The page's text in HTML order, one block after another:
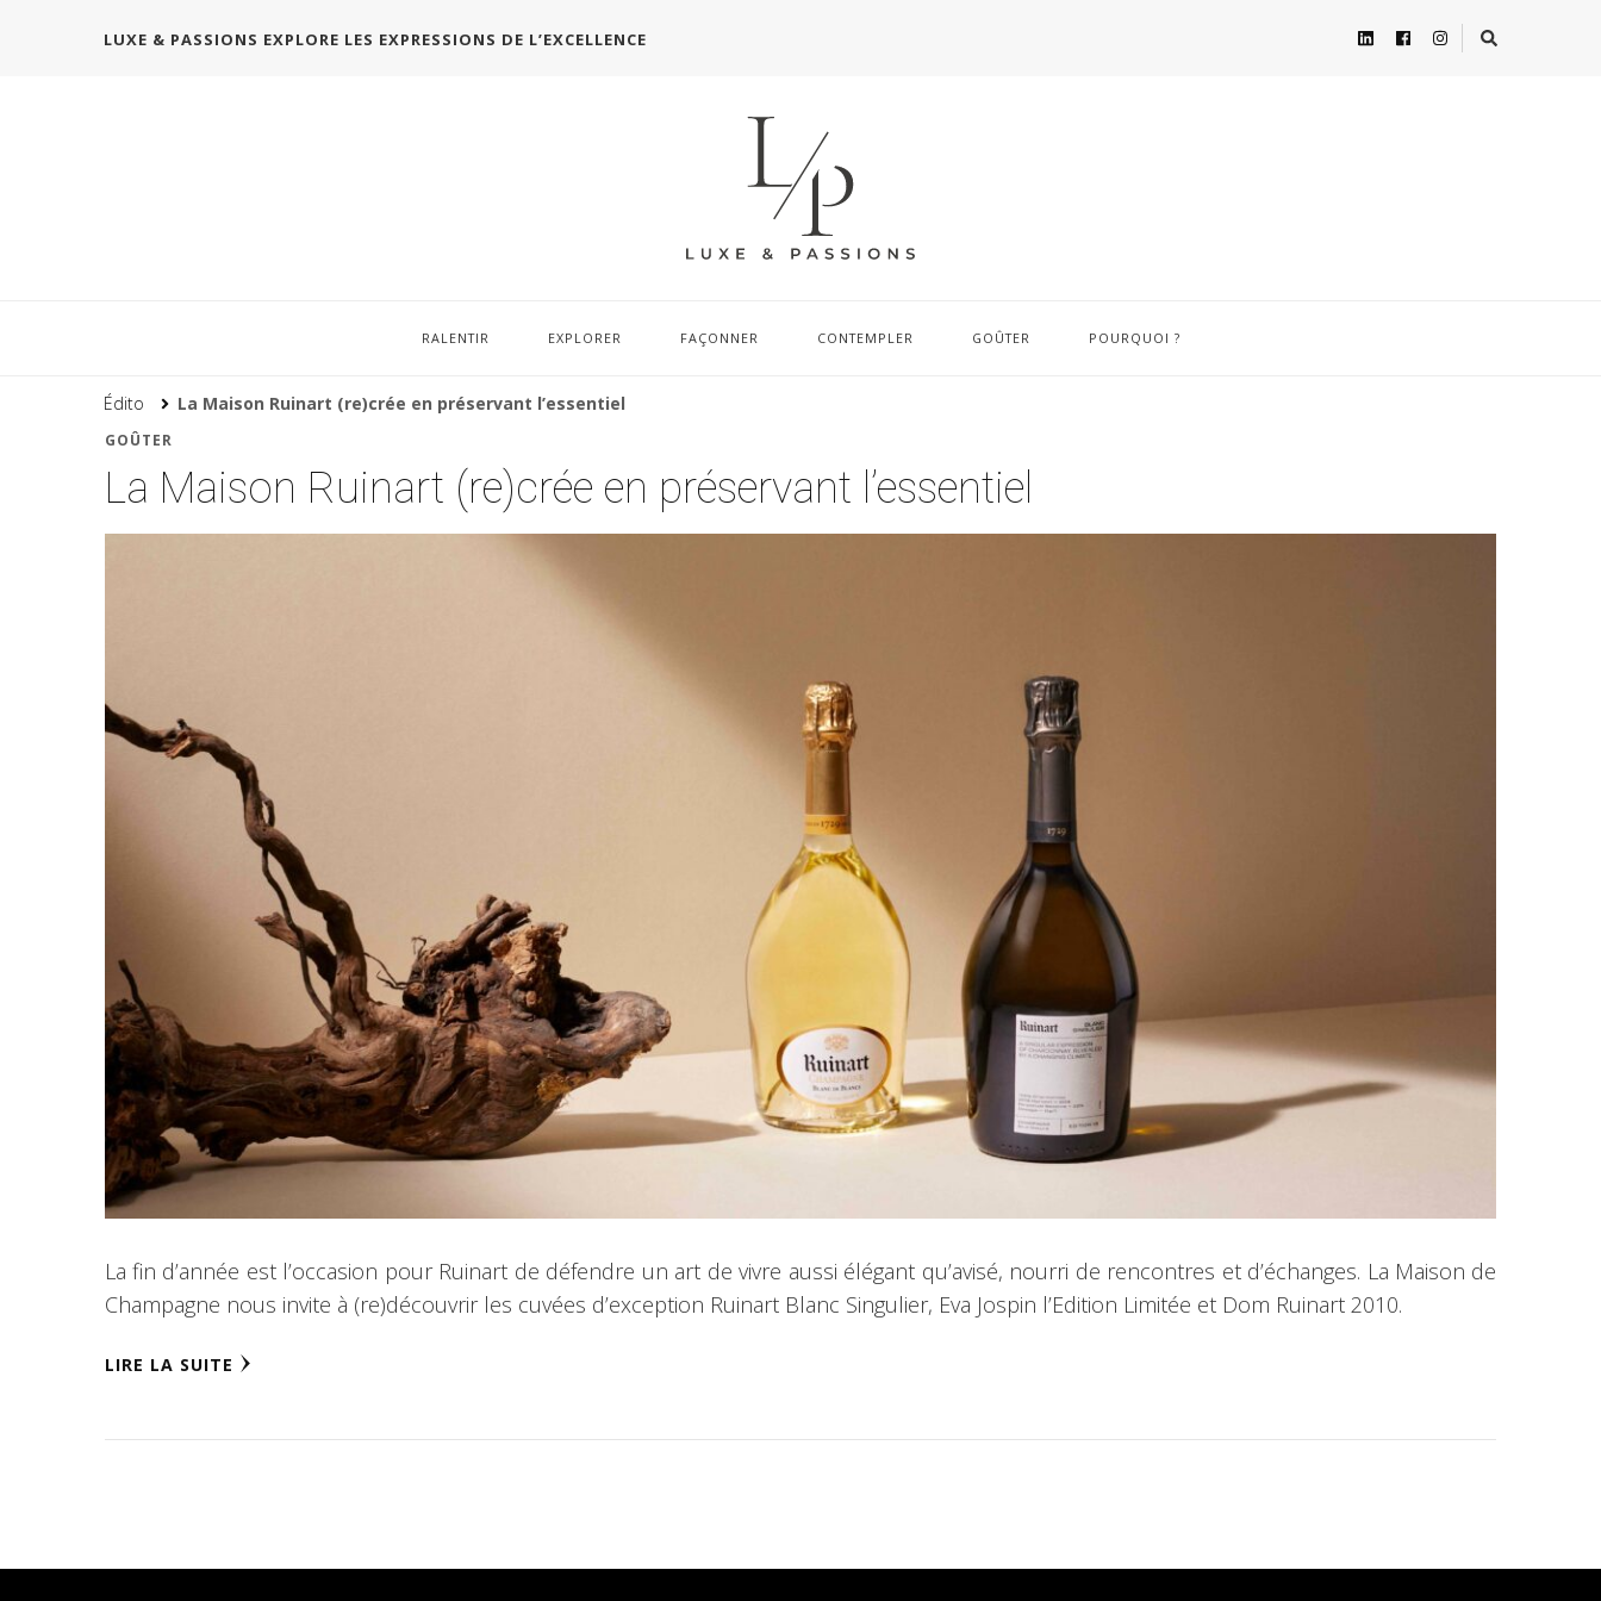
LUXE & PASSIONS EXPLORE LES EXPRESSIONS DE L’EXCELLENCE
RALENTIR EXPLORER FAÇONNER CONTEMPLER GOÛTER POURQUOI ?
Édito La Maison Ruinart (re)crée en préservant l’essentiel
GOÛTER
La Maison Ruinart (re)crée en préservant l’essentiel
La fin d’année est l’occasion pour Ruinart de défendre un art de vivre aussi élégant qu’avisé, nourri de rencontres et d’échanges. La Maison de
Champagne nous invite à (re)découvrir les cuvées d’exception Ruinart Blanc Singulier, Eva Jospin l’Edition Limitée et Dom Ruinart 2010.
LIRE LA SUITE